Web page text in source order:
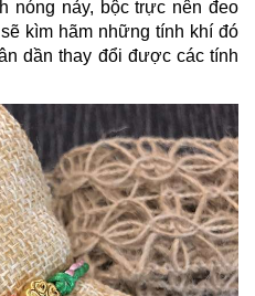
nóng nảy, bộc trực nên đeo
kìm hãm những tính khí đó
dần thay đổi được các tính